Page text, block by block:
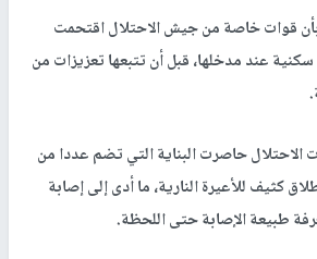
قوات خاصة من جيش الاحتلال اقتحمت
عند مدخلها، قبل أن تتبعها تعزيزات من
الاحتلال حاصرت البناية التي تضم عددا من
كثيف للأعيرة النارية، ما أدى إلى إصابة
طبيعة الإصابة حتى اللحظة.